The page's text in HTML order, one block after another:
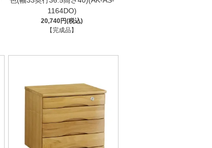
1164DO)
20,740円(税込)
【完成品】